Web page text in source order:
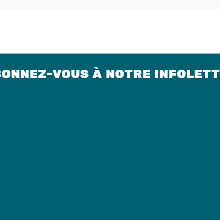
VOUS À NOTRE